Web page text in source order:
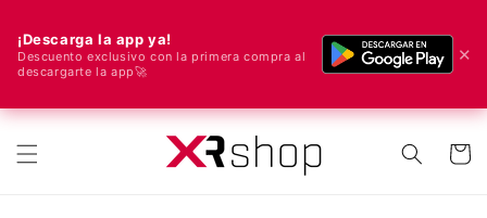
¡Descarga la app ya!
Descuento exclusivo con la primera compra al
descargarte la app🚀
✕
🌍 ¡Enviamos a todo el mundo! 🚀📦
Carrito